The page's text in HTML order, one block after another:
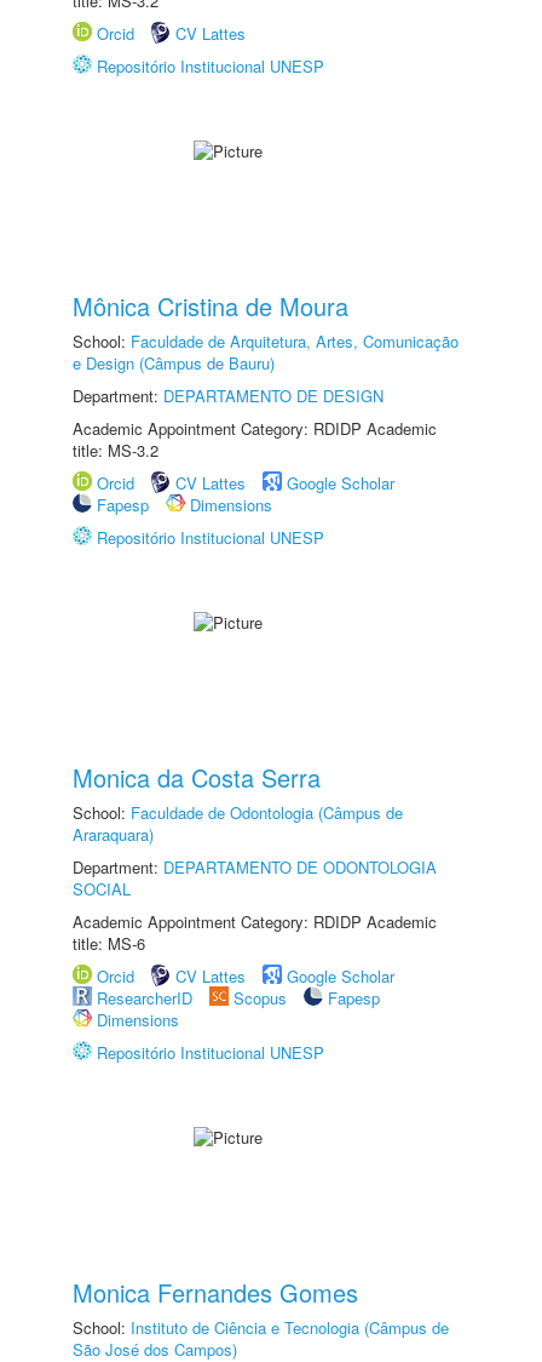
Orcid
CV Lattes
Repositório Institucional UNESP
Mônica Cristina de Moura
School: Faculdade de Arquitetura, Artes, Comunicação
e Design (Câmpus de Bauru)
Department: DEPARTAMENTO DE DESIGN
Academic Appointment Category: RDIDP Academic
title: MS-3.2
Orcid
CV Lattes
Google Scholar
Fapesp
Dimensions
Repositório Institucional UNESP
Monica da Costa Serra
School: Faculdade de Odontologia (Câmpus de
Araraquara)
Department: DEPARTAMENTO DE ODONTOLOGIA
SOCIAL
Academic Appointment Category: RDIDP Academic
title: MS-6
Orcid
CV Lattes
Google Scholar
ResearcherID
Scopus
Fapesp
Dimensions
Repositório Institucional UNESP
Monica Fernandes Gomes
School: Instituto de Ciência e Tecnologia (Câmpus de
São José dos Campos)